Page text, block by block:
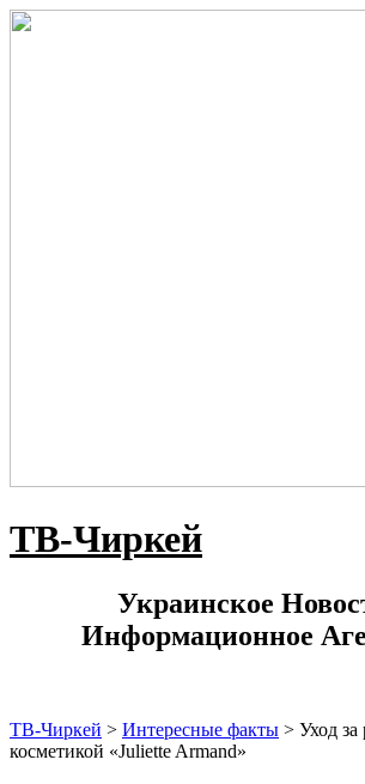
ТВ-Чиркей
Украинское
Информационное
ТВ-Чиркей > Интересные факты > Уход за
косметикой «Juliette Armand»